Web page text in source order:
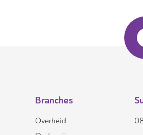
Branches
Overheid